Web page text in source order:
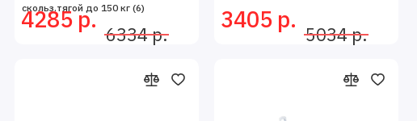
скольз.тягой до 150 кг (6)
4285 р.
6334 р.
3405 р.
5034 р.